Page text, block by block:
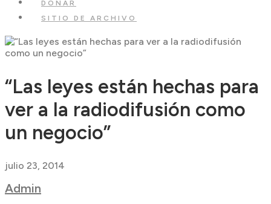
DONAR
SITIO DE ARCHIVO
“Las leyes están hechas para
ver a la radiodifusión como
un negocio”
julio 23, 2014
Admin